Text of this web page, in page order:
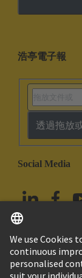
浩亭電子報
透過拖放
Social Media
中國香港